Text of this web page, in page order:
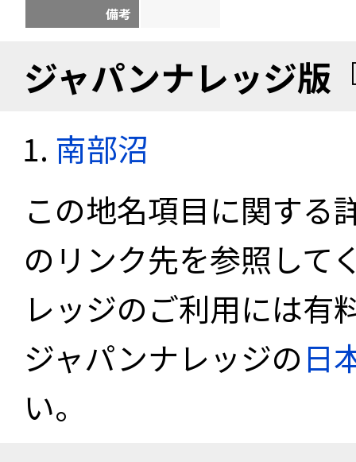
備考
ジャパンナレッジ版
南部沼
この地名項目に関する
のリンク先を参照して
レッジのご利用には有
ジャパンナレッジの日
い。